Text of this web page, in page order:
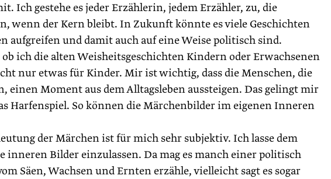
Ich gestehe es jeder Erzählerin, jedem Erzähler, zu, die
wenn der Kern bleibt. In Zukunft könnte es viele Geschichten
aufgreifen und damit auch auf eine Weise politisch sind.
ich die alten Weisheitsgeschichten Kindern oder Erwachsenen
nur etwas für Kinder. Mir ist wichtig, dass die Menschen, die
einen Moment aus dem Alltagsleben aussteigen. Das gelingt mir
Harfenspiel. So können die Märchenbilder im eigenen Inneren
der Märchen ist für mich sehr subjektiv. Ich lasse dem
inneren Bilder einzulassen. Da mag es manch einer politisch
Säen, Wachsen und Ernten erzähle, vielleicht sagt es sogar